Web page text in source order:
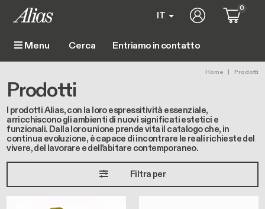
Menu Main navigation
Entriamo in contatto
IT User account
0
Home Prodotti
Prodotti
I prodotti Alias, con la loro espressitività essenziale,
arricchiscono gli ambienti di nuovi significati estetici e
funzionali. Dalla loro unione prende vita il catalogo che, in
continua evoluzione, è capace di incontrare le reali richieste del
vivere, del lavorare e dell’abitare contemporaneo.
Filtra per